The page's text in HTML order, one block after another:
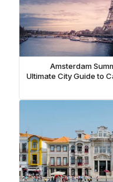
Amsterdam
Ultimate City Guide to
& Hidden